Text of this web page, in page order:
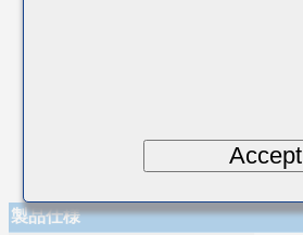
製品仕様
Accept